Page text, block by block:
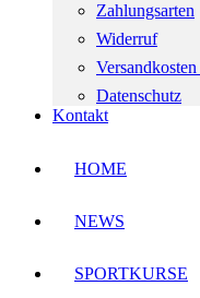
Zahlungsarten
Widerruf
Datenschutz
Kontakt
HOME
NEWS
SPORTKURSE